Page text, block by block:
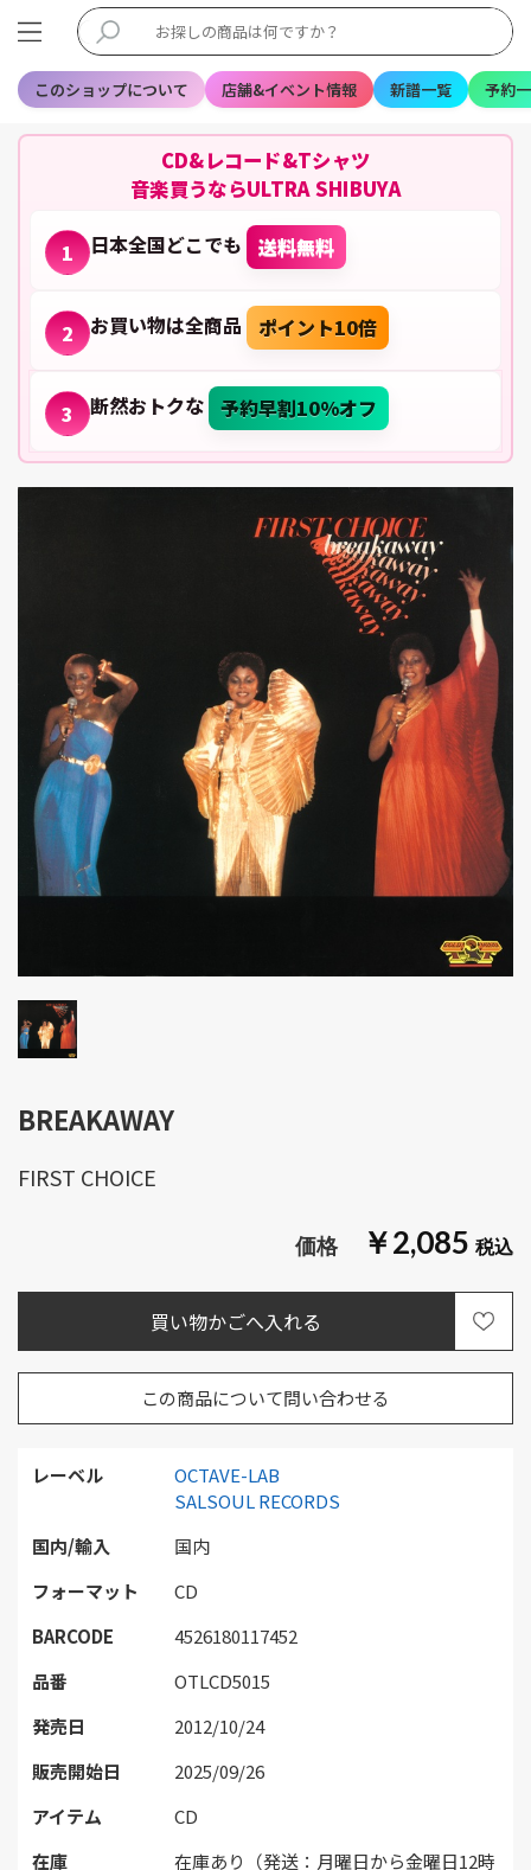
このショップについて 店舗&イベント情報 新譜一覧 予約
CD&レコード&Tシャツ
音楽買うならULTRA SHIBUYA
1 日本全国どこでも 送料無料
2 お買い物は全商品 ポイント10倍
3 断然おトクな 予約早割10%オフ
BREAKAWAY
￥2,085
レーベル
OCTAVE-LAB
SALSOUL RECORDS
国内/輸入
国内
フォーマット
CD
BARCODE
4526180117452
品番
OTLCD5015
発売日
2012/10/24
販売開始日
2025/09/26
アイテム
CD
在庫
在庫あり（発送：月曜日から金曜日12時
この商品について問い合わせる
FIRST CHOICE